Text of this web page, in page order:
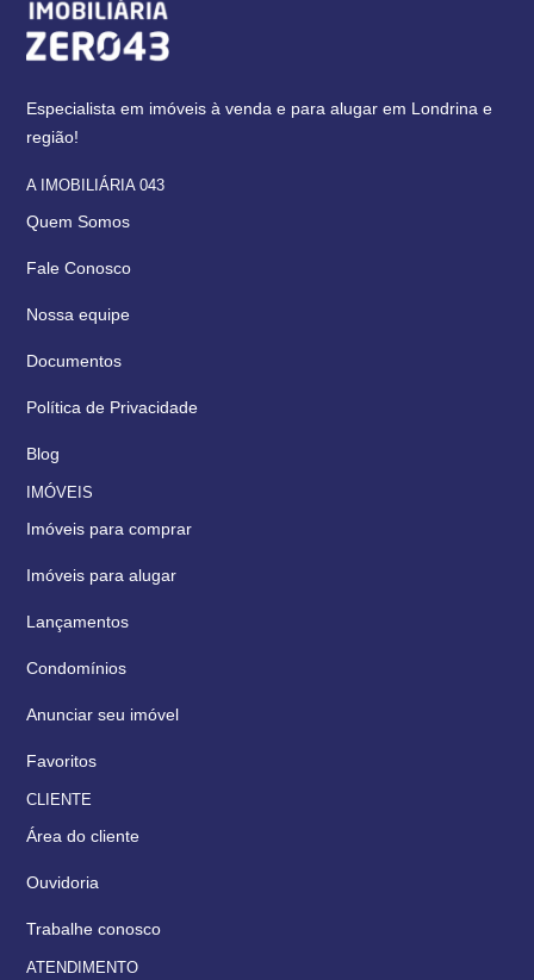
Especialista em imóveis à venda e para alugar em Londrina e
região!
A IMOBILIÁRIA 043
Quem Somos
Fale Conosco
Nossa equipe
Documentos
Política de Privacidade
Blog
IMÓVEIS
Imóveis para comprar
Imóveis para alugar
Lançamentos
Condomínios
Anunciar seu imóvel
Favoritos
CLIENTE
Área do cliente
Ouvidoria
Trabalhe conosco
ATENDIMENTO